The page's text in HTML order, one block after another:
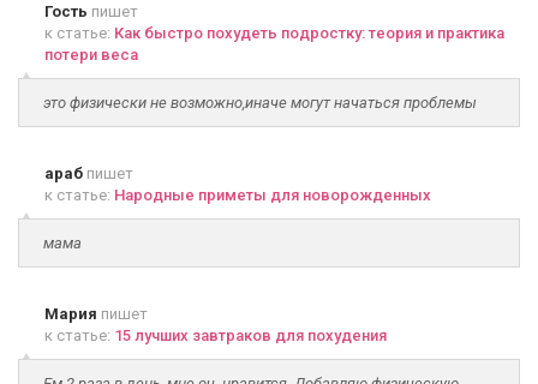
Гость пишет
к статье: Как быстро похудеть подростку: теория и практика
потери веса
это физически не возможно,иначе могут начаться проблемы
араб пишет
к статье: Народные приметы для новорожденных
мама
Мария пишет
к статье: 15 лучших завтраков для похудения